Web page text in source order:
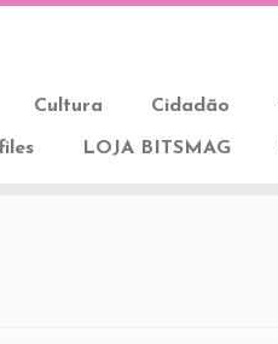
Cultura Cidadão
LOJA BITSMAG